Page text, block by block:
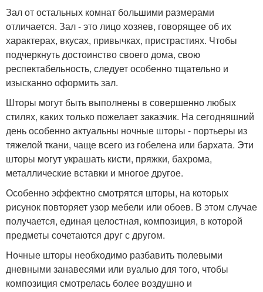
Зал от остальных комнат большими размерами
отличается. Зал - это лицо хозяев, говорящее об их
характерах, вкусах, привычках, пристрастиях. Чтобы
подчеркнуть достоинство своего дома, свою
респектабельность, следует особенно тщательно и
изысканно оформить зал.
Шторы могут быть выполнены в совершенно любых
стилях, каких только пожелает заказчик. На сегодняшний
день особенно актуальны ночные шторы - портьеры из
тяжелой ткани, чаще всего из гобелена или бархата. Эти
шторы могут украшать кисти, пряжки, бахрома,
металлические вставки и многое другое.
Особенно эффектно смотрятся шторы, на которых
рисунок повторяет узор мебели или обоев. В этом случае
получается, единая целостная, композиция, в которой
предметы сочетаются друг с другом.
Ночные шторы необходимо разбавить тюлевыми
дневными занавесями или вуалью для того, чтобы
композиция смотрелась более воздушно и